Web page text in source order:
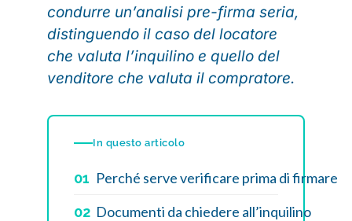
condurre un’analisi pre-firma seria,
distinguendo il caso del locatore
che valuta l’inquilino e quello del
venditore che valuta il compratore.
In questo articolo
01 Perché serve verificare prima di firmare
02 Documenti da chiedere all’inquilino